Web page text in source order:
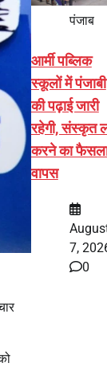
पंजाब
आर्मी पब्लिक
स्कूलों में पंजाबी
की पढ़ाई जारी
रहेगी, संस्कृत
करने का
वापस
7,
0